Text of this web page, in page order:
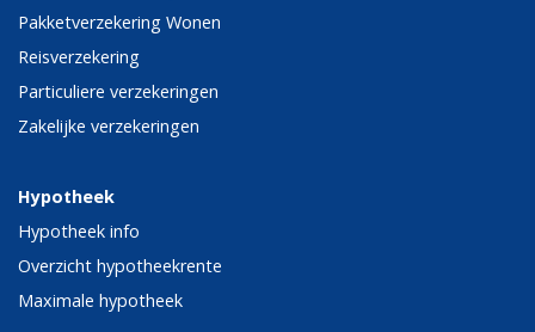
Pakketverzekering Wonen
Reisverzekering
Particuliere verzekeringen
Zakelijke verzekeringen
Hypotheek
Hypotheek info
Overzicht hypotheekrente
Maximale hypotheek